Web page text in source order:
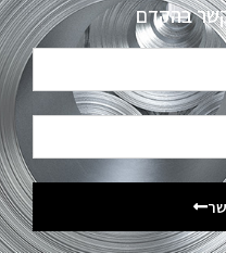
בהקדם